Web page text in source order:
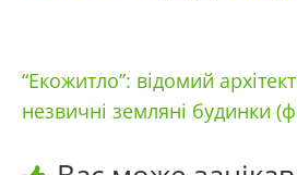
“Екожитло”: відомий
незвичні земляні будинки